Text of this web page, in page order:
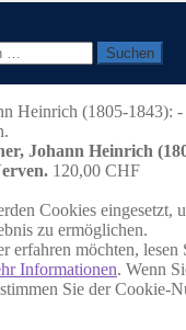
Suchen
Johann Heinrich
120,00 CHF
Cookies eingesetzt,
zu ermöglichen.
erfahren möchten, lesen
Informationen. Wenn
Sie der Cookie-